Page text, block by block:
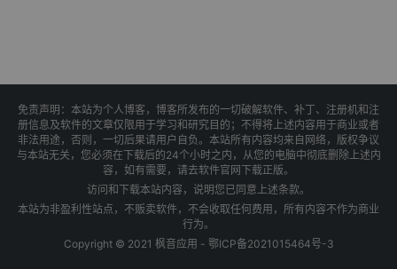
免责声明：本站为个人博客，博客所发布的一切破解软件、补丁、注册机和注
册信息及软件的文章仅限用于学习和研究目的；不得将上述内容用于商业或者
非法用途，否则，一切后果请用户自负。本站所有内容均来自网络，版权争议
与本站无关，您必须在下载后的24个小时之内，从您的电脑中彻底删除上述内
容，如有需要，请去软件官网下载正版。
访问和下载本站内容，说明您已同意上述条款。
本站为非盈利性站点，不贩卖软件，不会收取任何费用，所有内容不作为商业
行为。
Copyright © 2021 枫音应用 - 鄂ICP备2021015464号-3